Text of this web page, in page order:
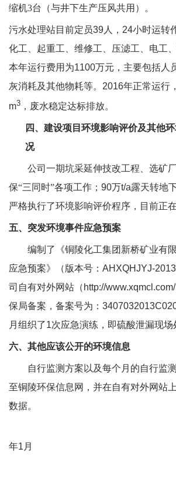
缩机3台（与井下生产压风共用）。
污水处理站目前定员39 人， 24小时运转
化工、起重工、维修工、压滤工、电工
本年运行费用为1100万元，主要包括人
灰消耗及其他物耗等。 2016年正常运行
m3 ，废水稳定达标排放。
四、建设项目环境影响评价及其他
况
公司一期坑采延伸技改工程、选矿
保“三同时”各项工作； 90万t/a露天转地
严格执行了环境影响评价程序，目前正在
五、突发环境事件应急预案
编制了《铜陵化工集团新桥矿业有
应急预案》（版本号： AHXQHJYJ-2013
司自有对外网站（ http://www.xqmcl.com/
保局备案，备案号为：
月组织了1次应急演练，即硫酸泄漏现场
六、其他应该公开的环境信息
自行监测方案以及每个月的自行监
至铜陵环保信息网，并在自有对外网站
数据。
年1 月